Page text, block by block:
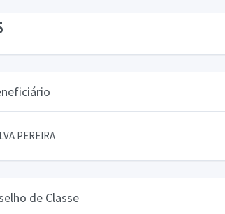
PEREIRA
de Classe